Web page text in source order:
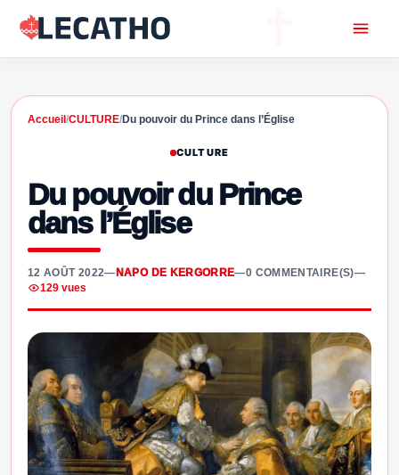
Accueil /CULTURE/Du pouvoir du Prince dans l’Église
CULTURE
Du pouvoir du Prince
dans l’Église
12 AOÛT 2022— NAPO DE KERGORRE—0 COMMENTAIRE(S)—
129 vues